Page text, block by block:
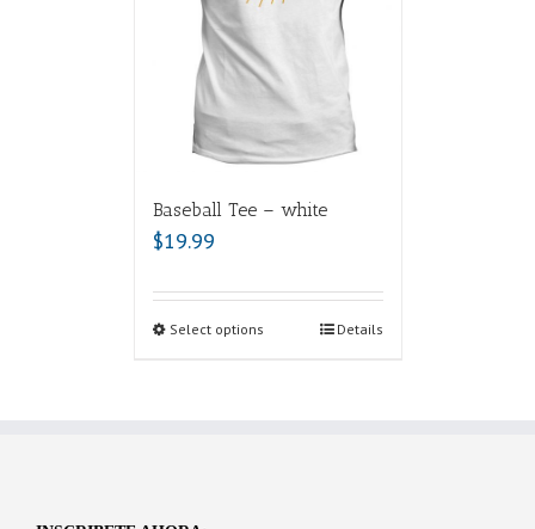
Baseball Tee – white
$19.99
Select options Details